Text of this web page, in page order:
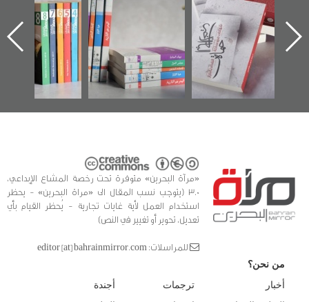
الإصدار الأول عن
اعتصام الدراز
وأحداث ساحة
الفداء لمركز أوال
للدراسات والتوثيق
للوثائق البريطانية
يقدمه «مركز أوال»
في سلسلة من 5
كتب
تصدر حصاد
الساحات 2019
«مرآة البحرين» متوفرة تحت رخصة المشاع الإبداعي،
3.0 (يتوجب نسب المقال الى «مراة البحرين» - يحظر
استخدام العمل لأية غايات تجارية - يُحظر القيام بأي
تعديل، تحوير أو تغيير في النص)
للمراسلات: editor [at] bahrainmirror.com
من نحن؟
أخبار
ترجمات
أجندة